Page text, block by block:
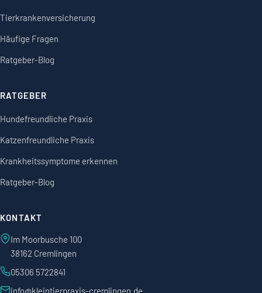
Tierkrankenversicherung
Häufige Fragen
Ratgeber-Blog
RATGEBER
Hundefreundliche Praxis
Katzenfreundliche Praxis
Krankheitssymptome erkennen
Ratgeber-Blog
KONTAKT
Im Moorbusche 100
38162 Cremlingen
05306 5722841
info@kleintierpraxis-cremlingen.de